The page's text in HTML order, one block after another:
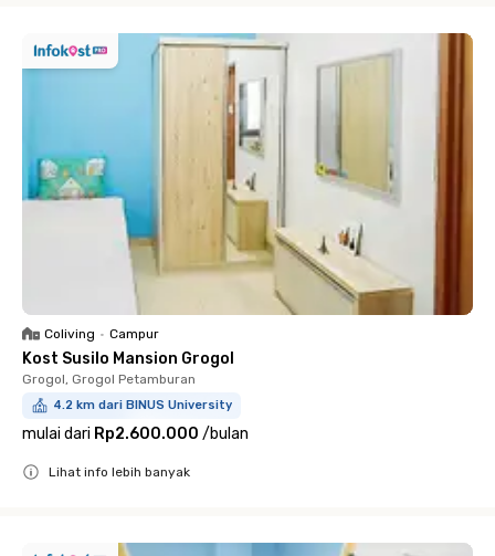
Coliving • Campur
Kost Susilo Mansion Grogol
Grogol, Grogol Petamburan
4.2 km dari BINUS University
mulai dari Rp2.600.000 /bulan
Lihat info lebih banyak